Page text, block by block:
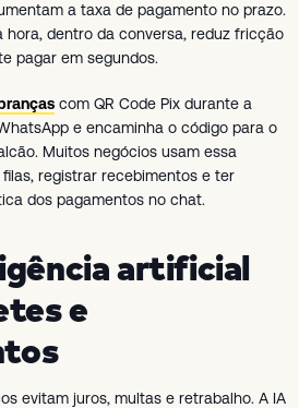
a taxa de pagamento no prazo.
hora, dentro da conversa, reduz fricção
pagar em segundos.
com QR Code Pix durante a
e encaminha o código para o
Muitos negócios usam essa
registrar recebimentos e ter
dos pagamentos no chat.
artificial
e
evitam juros, multas e retrabalho. A IA